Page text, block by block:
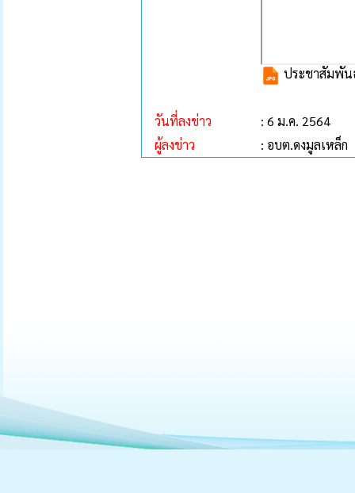
ประชาสัมพัน
วันที่ลงข่าว
: 6 ม.ค. 2564
ผู้ลงข่าว
: อบต.ดงมูลเหล็ก